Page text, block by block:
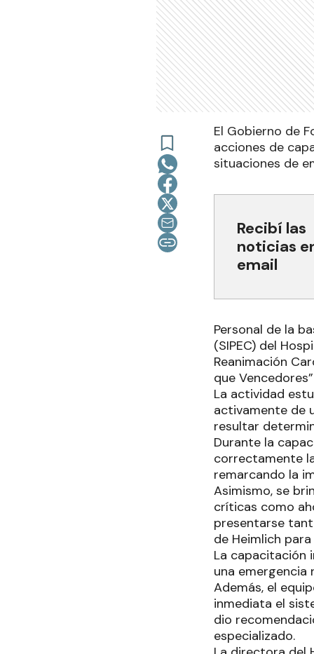
El Gobierno de
acciones de
situaciones de
Recibí las
noticias
email
Personal de la
(SIPEC) del
Reanimación
que Vencedores”
La actividad
activamente de
resultar
Durante la
correctamente
remarcando la
Asimismo, se
críticas como
presentarse
de Heimlich
La capacitación
una emergencia
Además, el
inmediata el
dio
especializado.